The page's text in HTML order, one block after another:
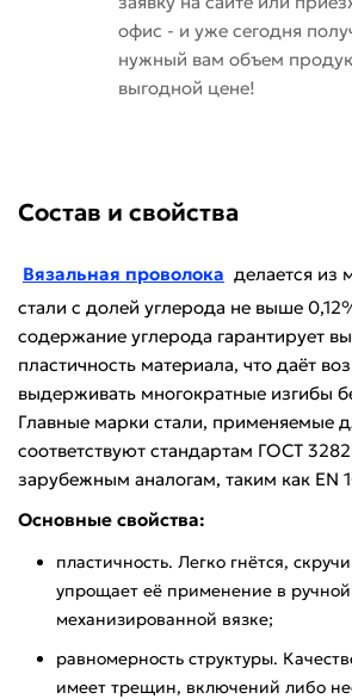
офис - и уже сегодня
нужный вам объем
выгодной цене!
Состав и свойства
Вязальная проволока делается из
стали с долей углерода не выше
содержание углерода гарантирует
пластичность материала, что даёт
выдерживать многократные изгибы
Главные марки стали, применяемые
соответствуют стандартам ГОСТ
зарубежным аналогам, таким как EN
Основные свойства:
пластичность. Легко гнётся,
упрощает её применение в
механизированной вязке;
равномерность структуры.
имеет трещин, включений либо